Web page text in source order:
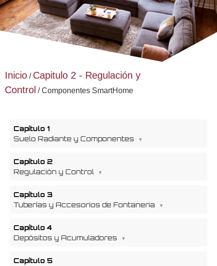
Inicio / Capitulo 2 - Regulación y
Control / Componentes SmartHome
Capítulo 1
Suelo Radiante y Componentes
Capítulo 2
Regulación y Control
Capítulo 3
Tuberías y Accesorios de Fontaneria
Capítulo 4
Depósitos y Acumuladores
Capítulo 5